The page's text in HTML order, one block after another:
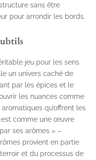
sans être
pour arrondir les bords.
jeu pour les sens.
un univers caché de
par les épices et le
les nuances comme
qu’offrent les
est comme une œuvre
ses arômes » –
provient en partie
et du processus de